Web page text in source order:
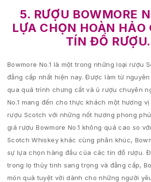
5. RƯỢU BOWMORE
LỰA CHỌN HOÀN HẢO
TÍN ĐỒ RƯỢU.
Bowmore No.1 là một trong những loại rượu
đẳng cấp nhất hiện nay. Được làm từ
qua quá trình chưng cất và ủ rượu chuyên
No.1 mang đến cho thực khách một hương
rượu Scotch với những nốt hương phong
giá rượu Bowmore No.1 không quá cao so
Scotch Whiskey khác cùng phân khúc,
sự lựa chọn hàng đầu của các tín đồ rượu.
trong lọ thủy tinh sang trọng và đẳng cấp,
món quà tuyệt vời dành cho những người